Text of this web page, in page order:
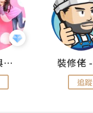
儍媽媽與兩隻小魔怪之家
追蹤